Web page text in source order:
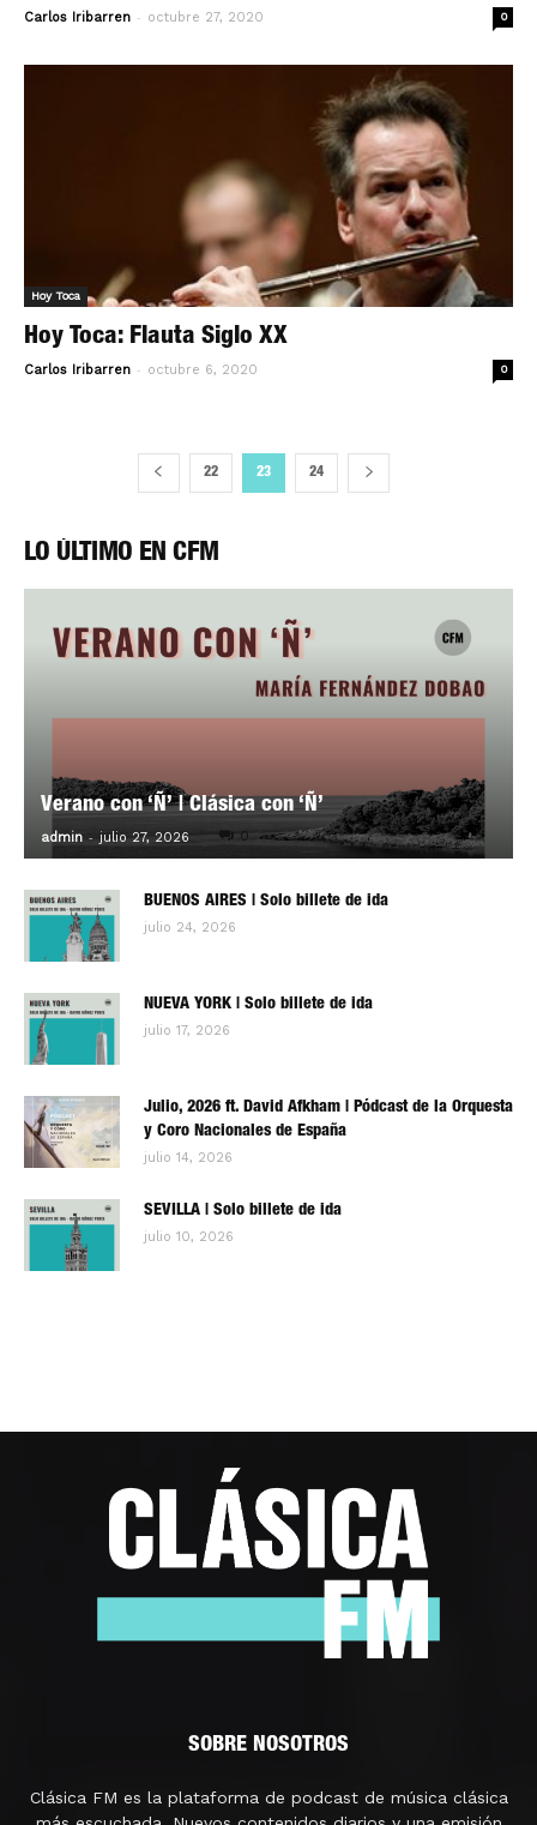
Carlos Iribarren - octubre 27, 2020 0
Hoy Toca
Hoy Toca: Flauta Siglo XX
Carlos Iribarren - octubre 6, 2020 0
22 23 24
LO ÚLTIMO EN CFM
Verano con ‘Ñ’ | Clásica con ‘Ñ’
admin - julio 27, 2026 0
BUENOS AIRES | Solo billete de ida
julio 24, 2026
NUEVA YORK | Solo billete de ida
julio 17, 2026
Julio, 2026 ft. David Afkham | Pódcast de la Orquesta
y Coro Nacionales de España
julio 14, 2026
SEVILLA | Solo billete de ida
julio 10, 2026
SOBRE NOSOTROS
Clásica FM es la plataforma de podcast de música clásica